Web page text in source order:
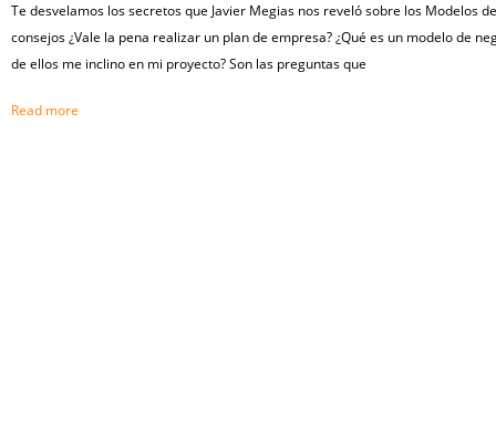
Te desvelamos los secretos que Javier Megias nos reveló sobre los Modelos
consejos ¿Vale la pena realizar un plan de empresa? ¿Qué es un modelo de
de ellos me inclino en mi proyecto? Son las preguntas que
Read more